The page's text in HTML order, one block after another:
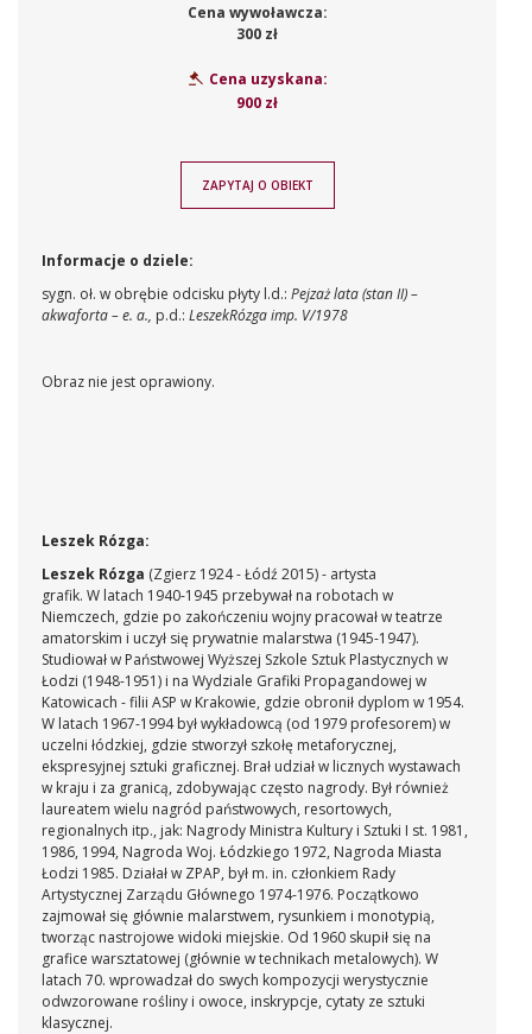
Cena wywoławcza:
300 zł
Cena uzyskana:
900 zł
ZAPYTAJ O OBIEKT
Informacje o dziele:
sygn. oł. w obrębie odcisku płyty l.d.: Pejzaż lata (stan II) –
akwaforta – e. a., p.d.: LeszekRózga imp. V/1978
Obraz nie jest oprawiony.
Leszek Rózga:
Leszek Rózga (Zgierz 1924 - Łódź 2015) - artysta
grafik. W latach 1940-1945 przebywał na robotach w
Niemczech, gdzie po zakończeniu wojny pracował w teatrze
amatorskim i uczył się prywatnie malarstwa (1945-1947).
Studiował w Państwowej Wyższej Szkole Sztuk Plastycznych w
Łodzi (1948-1951) i na Wydziale Grafiki Propagandowej w
Katowicach - filii ASP w Krakowie, gdzie obronił dyplom w 1954.
W latach 1967-1994 był wykładowcą (od 1979 profesorem) w
uczelni łódzkiej, gdzie stworzył szkołę metaforycznej,
ekspresyjnej sztuki graficznej. Brał udział w licznych wystawach
w kraju i za granicą, zdobywając często nagrody. Był również
laureatem wielu nagród państwowych, resortowych,
regionalnych itp., jak: Nagrody Ministra Kultury i Sztuki I st. 1981,
1986, 1994, Nagroda Woj. Łódzkiego 1972, Nagroda Miasta
Łodzi 1985. Działał w ZPAP, był m. in. członkiem Rady
Artystycznej Zarządu Głównego 1974-1976. Początkowo
zajmował się głównie malarstwem, rysunkiem i monotypią,
tworząc nastrojowe widoki miejskie. Od 1960 skupił się na
grafice warsztatowej (głównie w technikach metalowych). W
latach 70. wprowadzał do swych kompozycji werystycznie
odwzorowane rośliny i owoce, inskrypcje, cytaty ze sztuki
klasycznej.